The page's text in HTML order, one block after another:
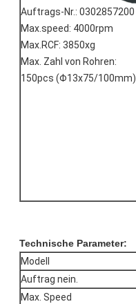
Auftrags-Nr.: 0302857200
Max.speed: 4000rpm
Max.RCF: 3850xg
Max. Zahl von Rohren:
150pcs (Φ13x75/100mm)
Technische Parameter:
Modell
Auftrag nein.
Max. Speed